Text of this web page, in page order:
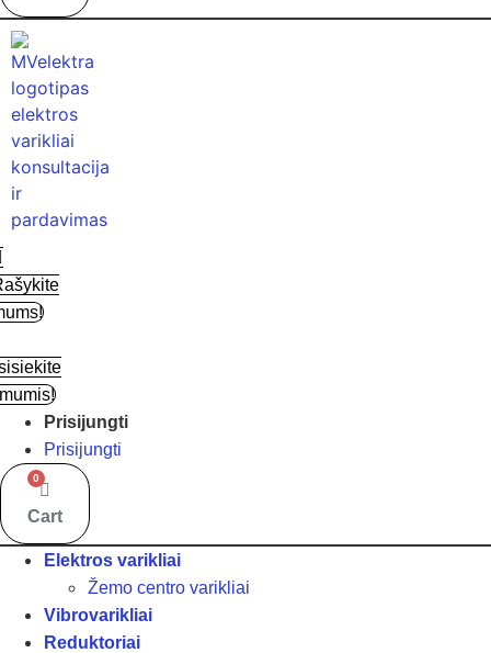
Prisijungti
Prisijungti
0
Cart
Elektros varikliai
Žemo centro varikliai
Vibrovarikliai
Reduktoriai